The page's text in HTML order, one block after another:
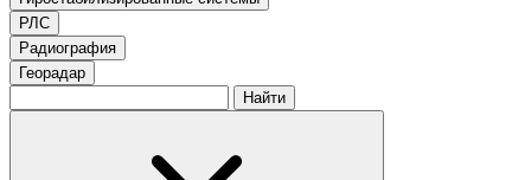
РЛС
Радиография
Георадар
Найти